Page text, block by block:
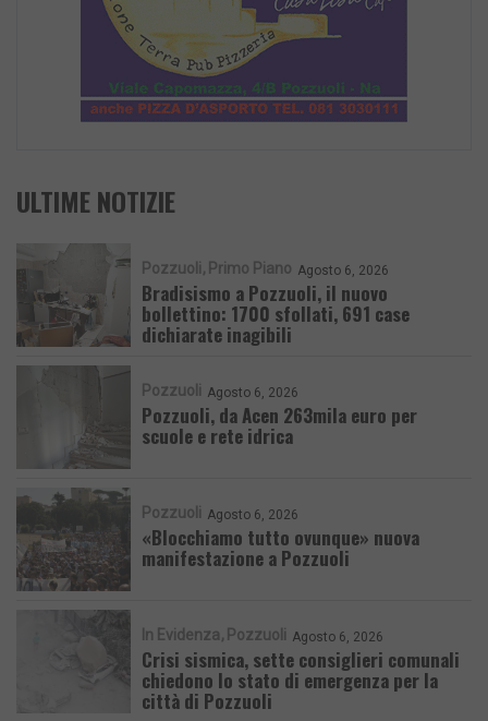
ULTIME NOTIZIE
Pozzuoli Primo Piano Agosto 6, 2026
Bradisismo a Pozzuoli, il nuovo
bollettino: 1700 sfollati, 691 case
dichiarate inagibili
Pozzuoli Agosto 6, 2026
Pozzuoli, da Acen 263mila euro per
scuole e rete idrica
Pozzuoli Agosto 6, 2026
«Blocchiamo tutto ovunque» nuova
manifestazione a Pozzuoli
In Evidenza Pozzuoli Agosto 6, 2026
Crisi sismica, sette consiglieri comunali
chiedono lo stato di emergenza per la
città di Pozzuoli